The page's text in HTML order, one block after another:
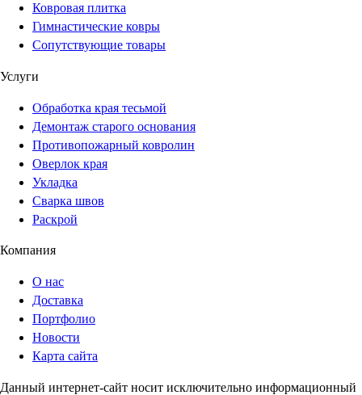
Ковровая плитка
Гимнастические ковры
Сопутствующие товары
Услуги
Обработка края тесьмой
Демонтаж старого основания
Противопожарный ковролин
Оверлок края
Укладка
Сварка швов
Раскрой
Компания
О нас
Доставка
Портфолио
Новости
Карта сайта
Данный интернет-сайт носит исключительно информационный